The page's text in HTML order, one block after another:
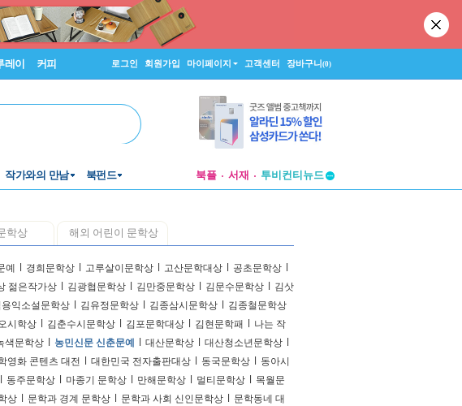
레이 커피 로그인 회원가입 마이페이지 고객센터 장바구니(0)
작가와의 만남 북펀드 북플 서재
투비컨티뉴드
학상 해외 어린이 문학상
예 l 경희문학상 l 고루살이문학상 l 고산문학대상 l 공초문학상 l
젊은작가상 l 김광협문학상 l 김만중문학상 l 김문수문학상 l 김삿
용익소설문학상 l 김유정문학상 l 김종삼시문학상 l 김종철문학상
시학상 l 김춘수시문학상 l 김포문학대상 l 김현문학패 l 나는 작
색문학상 l 농민신문 신춘문예 l 대산문학상 l 대산청소년문학상 l
영화 콘텐츠 대전 l 대한민국 전자출판대상 l 동국문학상 l 동아시
l 동주문학상 l 마종기 문학상 l 만해문학상 l 멀티문학상 l 목월문
상 l 문학과 경계 문학상 l 문학과 사회 신인문학상 l 문학동네 대